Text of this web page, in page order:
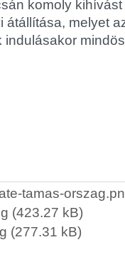
komoly
átállítása, melyet
tamas-
(423.27 kB)
(277.31 kB)